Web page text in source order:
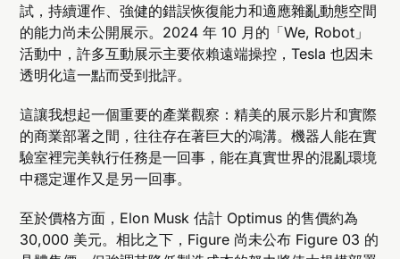
試，持續運作、強健的錯誤恢復能力和適應雜亂動態空間
的能力尚未公開展示。2024 年 10 月的「We, Robot」
活動中，許多互動展示主要依賴遠端操控，Tesla 也因未
透明化這一點而受到批評。
這讓我想起一個重要的產業觀察：精美的展示影片和實際
的商業部署之間，往往存在著巨大的鴻溝。機器人能在實
驗室裡完美執行任務是一回事，能在真實世界的混亂環境
中穩定運作又是另一回事。
至於價格方面，Elon Musk 估計 Optimus 的售價約為
30,000 美元。相比之下，Figure 尚未公布 Figure 03 的